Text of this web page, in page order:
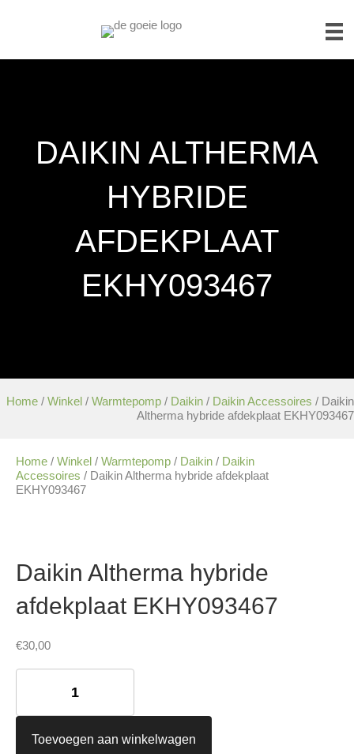
DAIKIN ALTHERMA
HYBRIDE
AFDEKPLAAT
EKHY093467
Home / Winkel / Warmtepomp / Daikin / Daikin Accessoires / Daikin
Altherma hybride afdekplaat EKHY093467
Home / Winkel / Warmtepomp / Daikin / Daikin
Accessoires / Daikin Altherma hybride afdekplaat
EKHY093467
Daikin Altherma hybride
afdekplaat EKHY093467
€30,00
Daikin
afdekplaat
EKHY093467
aantal
Toevoegen aan winkelwagen